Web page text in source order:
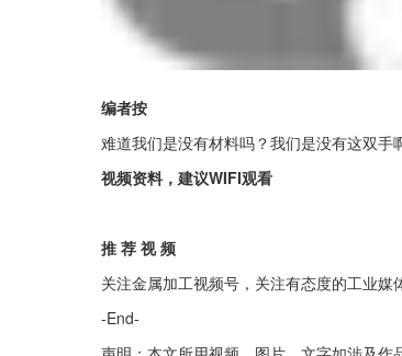
编者按
难道我们是没有材料吗？我们是没有这双手
视频资料，建议WIFI观看
推 荐 视 频
关注金属加工视频号，关注有态度的工业媒
-End-